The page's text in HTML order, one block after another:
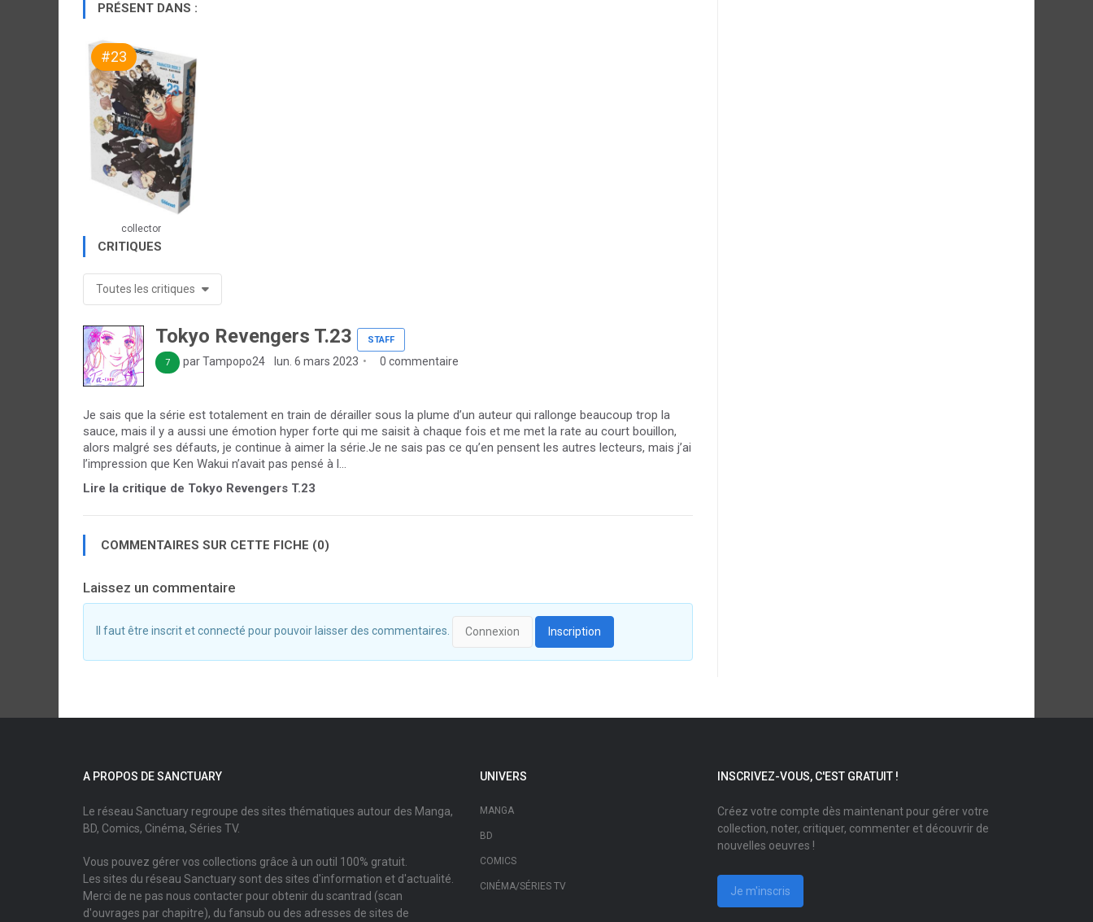
PRÉSENT DANS :
#23
collector
CRITIQUES
Toutes les critiques
Tokyo Revengers T.23 STAFF
7 par Tampopo24 lun. 6 mars 2023 0 commentaire
Je sais que la série est totalement en train de dérailler sous la plume d’un auteur qui rallonge beaucoup trop la
sauce, mais il y a aussi une émotion hyper forte qui me saisit à chaque fois et me met la rate au court bouillon,
alors malgré ses défauts, je continue à aimer la série.Je ne sais pas ce qu’en pensent les autres lecteurs, mais j’ai
l’impression que Ken Wakui n’avait pas pensé à l...
Lire la critique de Tokyo Revengers T.23
COMMENTAIRES SUR CETTE FICHE (0)
Laissez un commentaire
Il faut être inscrit et connecté pour pouvoir laisser des commentaires. Connexion Inscription
A PROPOS DE SANCTUARY
Le réseau Sanctuary regroupe des sites thématiques autour des Manga,
BD, Comics, Cinéma, Séries TV.
Vous pouvez gérer vos collections grâce à un outil 100% gratuit.
Les sites du réseau Sanctuary sont des sites d'information et d'actualité.
Merci de ne pas nous contacter pour obtenir du scantrad (scan
d'ouvrages par chapitre), du fansub ou des adresses de sites de
UNIVERS
MANGA
BD
COMICS
CINÉMA/SÉRIES TV
INSCRIVEZ-VOUS, C'EST GRATUIT !
Créez votre compte dès maintenant pour gérer votre
collection, noter, critiquer, commenter et découvrir de
nouvelles oeuvres !
Je m'inscris